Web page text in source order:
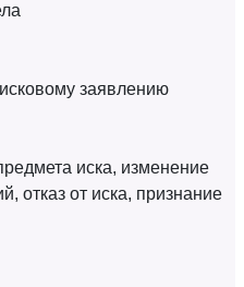
заявлению
иска, изменение
отказ от иска, признание